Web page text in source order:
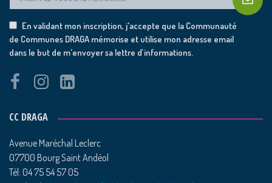
En validant mon inscription, j'accepte que la Communauté
de Communes DRAGA mémorise et utilise mon adresse email
dans le but de m'envoyer sa lettre d’informations.
CC DRAGA
Avenue Maréchal Leclerc
07700 Bourg Saint Andéol
Tél: 04 75 54 57 05